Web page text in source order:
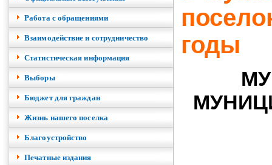
Работа с обращениями
Взаимодействие и сотрудничество
Cтатистическая информация
Выборы
Бюджет для граждан
Жизнь нашего поселка
Благоустройство
Печатные издания
годы